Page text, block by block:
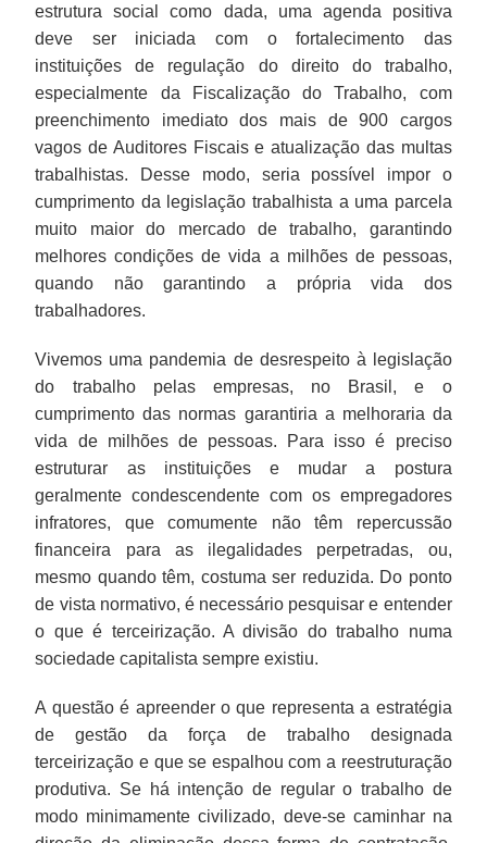
estrutura social como dada, uma agenda positiva
deve ser iniciada com o fortalecimento das
instituições de regulação do direito do trabalho,
especialmente da Fiscalização do Trabalho, com
preenchimento imediato dos mais de 900 cargos
vagos de Auditores Fiscais e atualização das multas
trabalhistas. Desse modo, seria possível impor o
cumprimento da legislação trabalhista a uma parcela
muito maior do mercado de trabalho, garantindo
melhores condições de vida a milhões de pessoas,
quando não garantindo a própria vida dos
trabalhadores.
Vivemos uma pandemia de desrespeito à legislação
do trabalho pelas empresas, no Brasil, e o
cumprimento das normas garantiria a melhoraria da
vida de milhões de pessoas. Para isso é preciso
estruturar as instituições e mudar a postura
geralmente condescendente com os empregadores
infratores, que comumente não têm repercussão
financeira para as ilegalidades perpetradas, ou,
mesmo quando têm, costuma ser reduzida. Do ponto
de vista normativo, é necessário pesquisar e entender
o que é terceirização. A divisão do trabalho numa
sociedade capitalista sempre existiu.
A questão é apreender o que representa a estratégia
de gestão da força de trabalho designada
terceirização e que se espalhou com a reestruturação
produtiva. Se há intenção de regular o trabalho de
modo minimamente civilizado, deve-se caminhar na